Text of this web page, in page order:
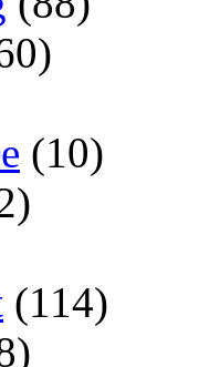
(10)
(114)